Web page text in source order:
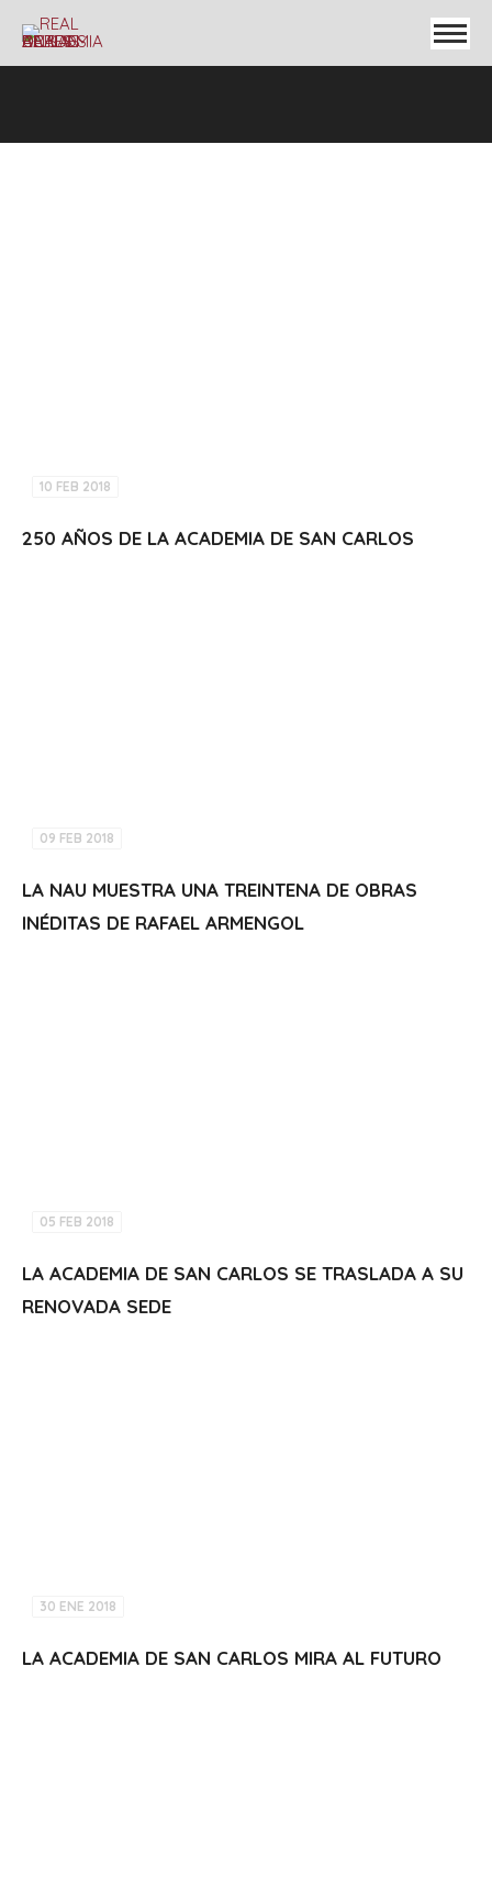
10 FEB 2018
250 AÑOS DE LA ACADEMIA DE SAN CARLOS
09 FEB 2018
LA NAU MUESTRA UNA TREINTENA DE OBRAS
INÉDITAS DE RAFAEL ARMENGOL
05 FEB 2018
LA ACADEMIA DE SAN CARLOS SE TRASLADA A SU
RENOVADA SEDE
30 ENE 2018
LA ACADEMIA DE SAN CARLOS MIRA AL FUTURO